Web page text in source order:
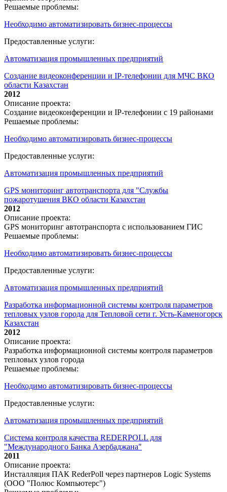
Решаемые проблемы:
Необходимо автоматизировать бизнес-процессы
Предоставленные услуги:
Автоматизация промышленных предприятий
Создание видеоконференции и IP-телефонии для МЧС ВКО
области Казахстан
2012
Описание проекта:
Создание видеоконференции и IP-телефонии с 19 районами
Решаемые проблемы:
Необходимо автоматизировать бизнес-процессы
Предоставленные услуги:
Автоматизация промышленных предприятий
GPS мониторинг автотранспорта для "Службы
пожаротушения ВКО области Казахстан
2012
Описание проекта:
GPS мониторинг автотранспорта с использованием ГИС
Решаемые проблемы:
Необходимо автоматизировать бизнес-процессы
Предоставленные услуги:
Автоматизация промышленных предприятий
Разработка информационной системы контроля параметров
тепловых узлов города для Тепловой сети г. Усть-Каменогорск
Казахстан
2012
Описание проекта:
Разработка информационной системы контроля параметров
тепловых узлов города
Решаемые проблемы:
Необходимо автоматизировать бизнес-процессы
Предоставленные услуги:
Автоматизация промышленных предприятий
Система контроля качества REDERPOLL для
"Международного Банка Азербаджана"
2011
Описание проекта:
Инсталляция ПАК RederPoll через партнеров Logic Systems
(ООО "Полюс Компьютерс")